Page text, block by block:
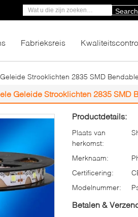
Search
Fabrieksreis
Strooklichten 2835 SMD
Geleide Strooklichten 2835 SMD
Productdetails:
Plaats van
herkomst:
Merknaam:
Certificering:
Modelnummer:
Betalen &